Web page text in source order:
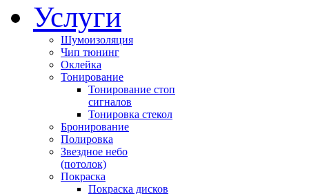
Услуги
Шумоизоляция
Чип тюнинг
Оклейка
Тонирование
Тонирование стоп
сигналов
Тонировка стекол
Бронирование
Полировка
Звездное небо
(потолок)
Покраска
Покраска дисков